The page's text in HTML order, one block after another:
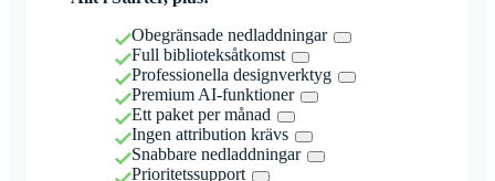
Obegränsade nedladdningar
Full biblioteksåtkomst
Professionella designverktyg
Premium AI-funktioner
Ett paket per månad
Ingen attribution krävs
Snabbare nedladdningar
Prioritetssupport